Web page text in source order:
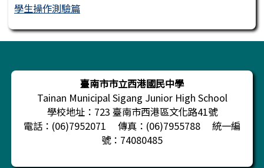
學生操作測驗篇
頁尾區域內容
臺南市市立西港國民中學
Tainan Municipal Sigang Junior High School
學校地址：723 臺南市西港區文化路41號
電話：(06)7952071 傳真：(06)7955788 統一編
號：74080485